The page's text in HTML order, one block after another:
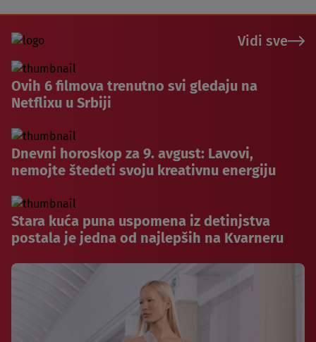
Vidi sve
Ovih 6 filmova trenutno svi gledaju na
Netflixu u Srbiji
Dnevni horoskop za 9. avgust: Lavovi,
nemojte štedeti svoju kreativnu energiju
Stara kuća puna uspomena iz detinjstva
postala je jedna od najlepših na Kvarneru